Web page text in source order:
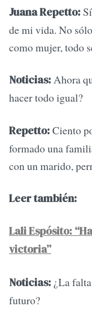
Juana Repetto:
de mi vida. No
como mujer, todo
Noticias:Ahora
hacer todo igual?
Repetto:Ciento
formado una
con un marido,
Leer también:
Lali Espósito:
victoria”
Noticias: ¿La
futuro?